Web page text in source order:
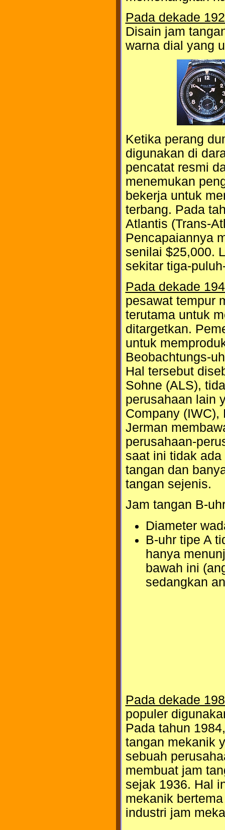
Pada dekade
Disain jam
warna dial yang
Ketika perang
digunakan di
pencatat resmi
menemukan
bekerja untuk
terbang. Pada
Atlantis (Trans-
Pencapaiannya
senilai $25,000.
sekitar tiga-
Pada dekade
pesawat tempur
terutama untuk
ditargetkan.
untuk
Beobachtungs-
Hal tersebut
Sohne (ALS),
perusahaan lain
Company (IWC),
Jerman
perusahaan-
saat ini tidak
tangan dan
tangan sejenis.
Jam tangan B-
Diameter
B-uhr tipe A
hanya
bawah ini
sedangkan
Pada dekade
populer
Pada tahun
tangan mekanik
sebuah
membuat jam
sejak 1936. Hal
mekanik
industri jam